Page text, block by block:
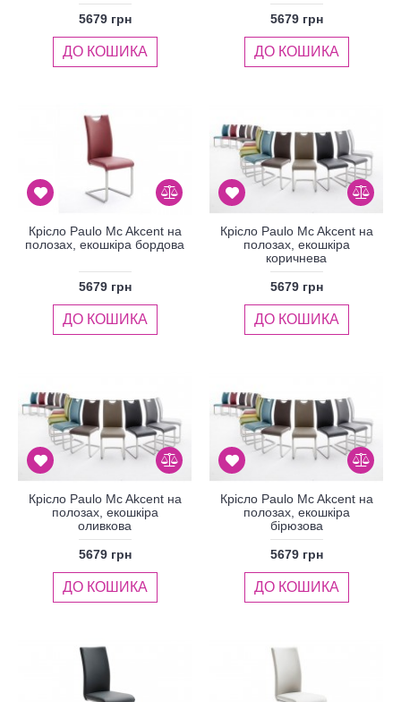
5679 грн
ДО КОШИКА
5679 грн
ДО КОШИКА
Крісло Paulo Mc Akcent на
полозах, екошкіра бордова
5679 грн
ДО КОШИКА
Крісло Paulo Mc Akcent на
полозах, екошкіра
коричнева
5679 грн
ДО КОШИКА
Крісло Paulo Mc Akcent на
полозах, екошкіра
оливкова
5679 грн
ДО КОШИКА
Крісло Paulo Mc Akcent на
полозах, екошкіра
бірюзова
5679 грн
ДО КОШИКА